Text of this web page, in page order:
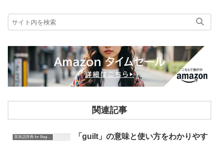
関連記事
英単語辞典 for Beginners
「guilt」の意味と使い方をわかりやす